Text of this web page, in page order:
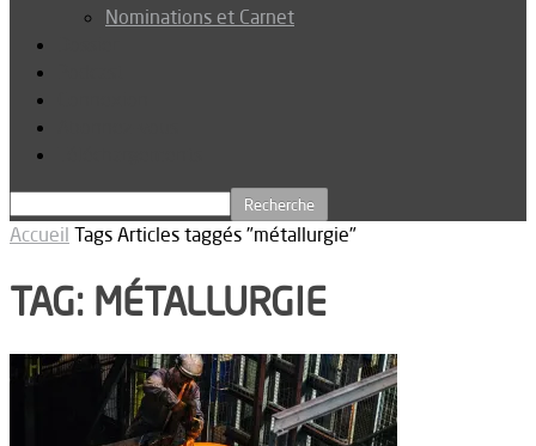
Nominations et Carnet
Accueil Tags Articles taggés "métallurgie"
TAG: MÉTALLURGIE